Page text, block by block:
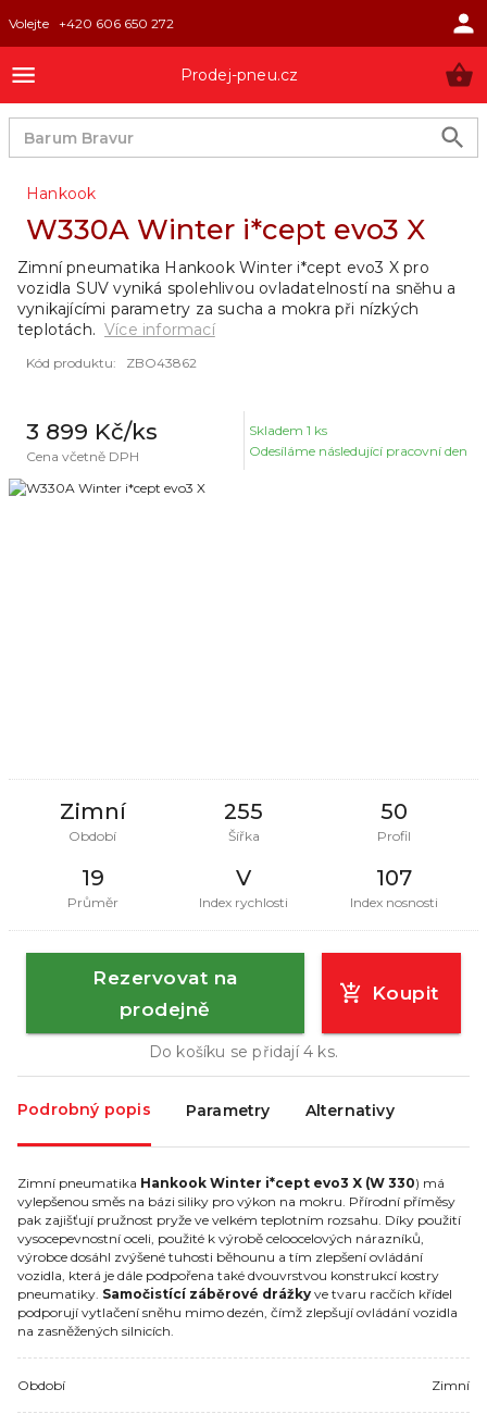
Volejte +420 606 650 272
Prodej-pneu.cz
Hankook
W330A Winter i*cept evo3 X
Kód produktu: ZBO43862
3 899 Kč/ks
Cena včetně DPH
Skladem 1 ks
Odesíláme následující pracovní den
Zimní
Období
255
Šířka
50
Profil
19
Průměr
V
Index rychlosti
107
Index nosnosti
Zimní pneumatika Hankook Winter i*cept evo3 X pro
vozidla SUV vyniká spolehlivou ovladatelností na sněhu a
vynikajícími parametry za sucha a mokra při nízkých
teplotách. Více informací
Rezervovat na
prodejně
Koupit
Do košíku se přidají4 ks.
Podrobný popis Parametry Alternativy
Zimní pneumatika Hankook Winter i*cept evo3 X (W 330) má
vylepšenou směs na bázi siliky pro výkon na mokru. Přírodní příměsy
pak zajišťují pružnost pryže ve velkém teplotním rozsahu. Díky použití
vysocepevnostní oceli, použité k výrobě celoocelových nárazníků,
výrobce dosáhl zvýšené tuhosti běhounu a tím zlepšení ovládání
vozidla, která je dále podpořena také dvouvrstvou konstrukcí kostry
pneumatiky. Samočistící záběrové drážky ve tvaru racčích křídel
podporují vytlačení sněhu mimo dezén, čímž zlepšují ovládání vozidla
na zasněžených silnicích.
Období Zimní